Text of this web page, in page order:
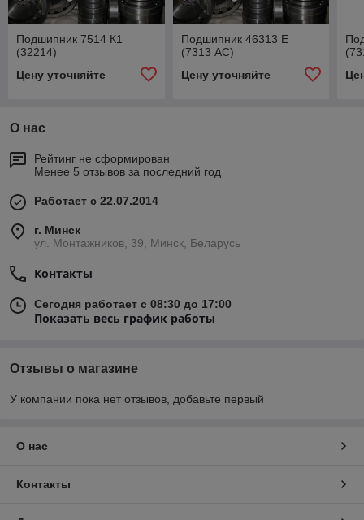
Подшипник 7514 К1
(32214)
Цену уточняйте
Подшипник 46313 Е
(7313 АС)
Цену уточняйте
О нас
Рейтинг не сформирован
Менее 5 отзывов за последний год
Работает с 22.07.2014
г. Минск
ул. Монтажников, 39, Минск, Беларусь
Контакты
Сегодня работает с 08:30 до 17:00
Показать весь график работы
Отзывы о магазине
У компании пока нет отзывов, добавьте первый
О нас
Контакты